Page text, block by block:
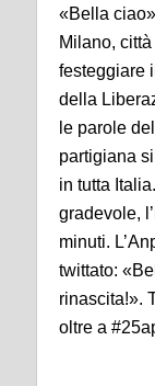
«Bella
Milano,
festeggiare
della
le parole
partigiana
in tutta
gradevole,
minuti.
twittato:
rinascita!».
oltre a